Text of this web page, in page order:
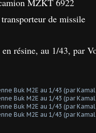
MZKT 6922
de missile
résine, au 1/43, par